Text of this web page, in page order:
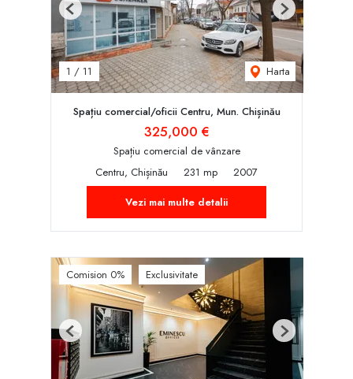
1 / 11 Harta
Previous Next
Spațiu comercial/oficii Centru, Mun. Chișinău
325,000 €
Spațiu comercial de vânzare
Centru, Chișinău
231 mp
2007
Vezi mai multe detalii
Comision 0% Exclusivitate
Previous Next